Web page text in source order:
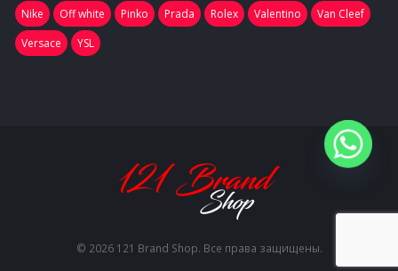
Nike
Off white Pinko Prada Rolex Valentino
Van Cleef
Versace
YSL
© 2026 121 Brand Shop. Все права защищены.